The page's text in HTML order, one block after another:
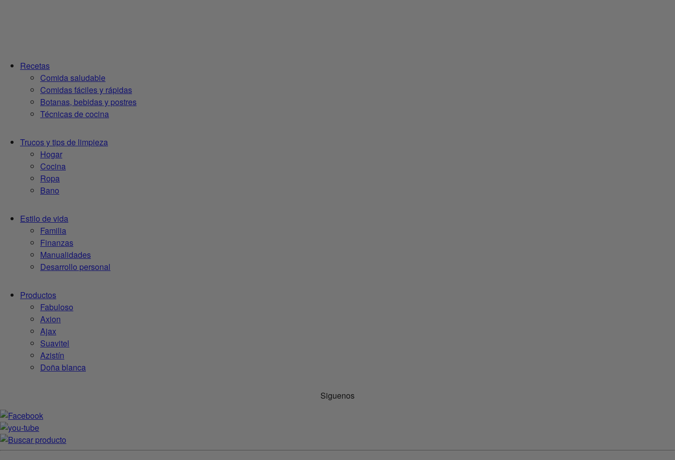
Recetas
Comida saludable
Comidas fáciles y rápidas
Botanas, bebidas y postres
Técnicas de cocina
Trucos y tips de limpieza
Hogar
Cocina
Ropa
Bano
Estilo de vida
Familia
Finanzas
Manualidades
Desarrollo personal
Productos
Fabuloso
Axion
Ajax
Suavitel
Azistín
Doña blanca
Siguenos